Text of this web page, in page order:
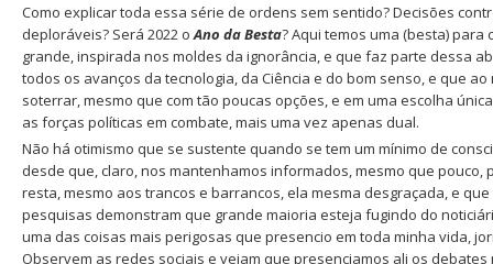
Como explicar toda essa série de ordens sem sentido? Decisões
deploráveis? Será 2022 oAno da Besta? Aqui temos uma (besta)
grande, inspirada nos moldes da ignorância, e que faz parte dessa
todos os avanços da tecnologia, da Ciência e do bom senso, e que
soterrar, mesmo que com tão poucas opções, e em uma escolha
as forças políticas em combate, mais uma vez apenas dual.
Não há otimismo que se sustente quando se tem um mínimo de
desde que, claro, nos mantenhamos informados, mesmo que pouco,
resta, mesmo aos trancos e barrancos, ela mesma desgraçada, e
pesquisas demonstram que grande maioria esteja fugindo do
uma das coisas mais perigosas que presencio em toda minha vida,
Observem as redes sociais e vejam que presenciamos ali os